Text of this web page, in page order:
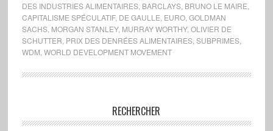
DES INDUSTRIES ALIMENTAIRES, BARCLAYS, BRUNO LE MAIRE
CAPITALISME SPÉCULATIF, DE GAULLE EURO, GOLDMAN
SACHS, MORGAN STANLEY, MURRAY WORTHY, OLIVIER DE
SCHUTTER PRIX DES DENRÉES ALIMENTAIRES, SUBPRIMES,
WDM WORLD DEVELOPMENT MOVEMENT
RECHERCHER